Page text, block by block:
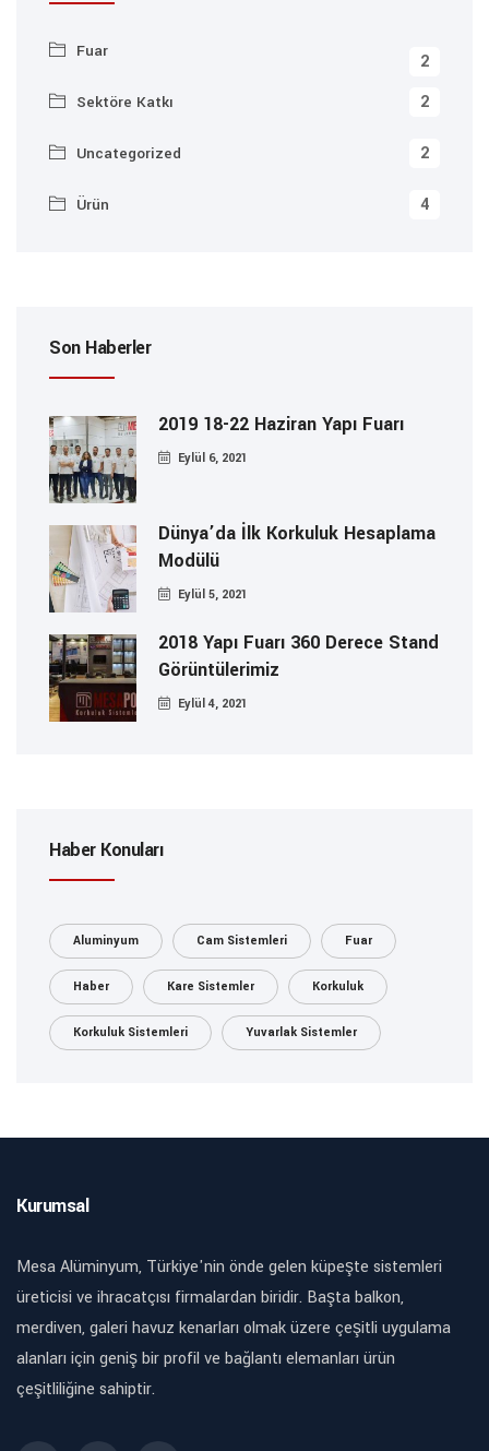
Fuar 2
Sektöre Katkı 2
Uncategorized 2
Ürün 4
Son Haberler
2019 18-22 Haziran Yapı Fuarı
Eylül 6, 2021
Dünya’da İlk Korkuluk Hesaplama
Modülü
Eylül 5, 2021
2018 Yapı Fuarı 360 Derece Stand
Görüntülerimiz
Eylül 4, 2021
Haber Konuları
Aluminyum Cam Sistemleri Fuar
Haber Kare Sistemler Korkuluk
Korkuluk Sistemleri Yuvarlak Sistemler
Kurumsal
Mesa Alüminyum, Türkiye'nin önde gelen küpeşte sistemleri
üreticisi ve ihracatçısı firmalardan biridir. Başta balkon,
merdiven, galeri havuz kenarları olmak üzere çeşitli uygulama
alanları için geniş bir profil ve bağlantı elemanları ürün
çeşitliliğine sahiptir.